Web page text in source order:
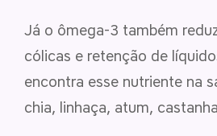
Já o ômega-3 também
cólicas e retenção de
encontra esse nutriente na
chia, linhaça, atum,